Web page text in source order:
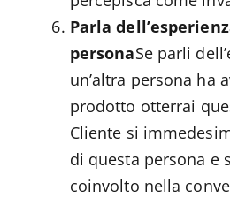
Parla
personaSe parli
un’altra persona ha
prodotto otterrai
Cliente si
di questa persona e
coinvolto nella